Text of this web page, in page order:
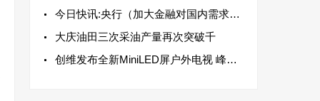
今日快讯:央行（加大金融对国内需求和供给体系支持力度）
大庆油田三次采油产量再次突破千
创维发布全新MiniLED屏户外电视 峰值亮度可达3000尼特